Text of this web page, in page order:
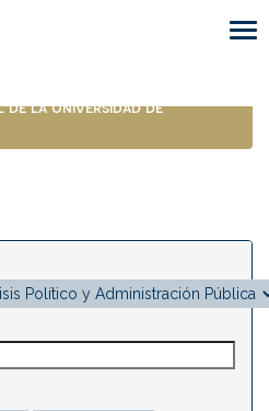
la Universidad de